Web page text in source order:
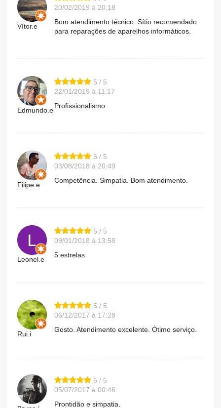
Vítor.e
20/02/2019 à 20:18
Bom atendimento técnico. Sítio recomendado
para reparações de aparelhos informáticos.
Edmundo.e
5 / 5
22/01/2019 à 11:17
Profissionalismo
Filipe.e
5 / 5
03/08/2018 à 20:49
Competência. Simpatia. Bom atendimento.
Leonel.e
5 / 5
09/01/2018 à 13:58
5 estrelas
Rui.i
5 / 5
06/12/2017 à 17:28
Gosto. Atendimento excelente. Ótimo serviço.
5 / 5
05/07/2017 à 00:46
Prontidão e simpatia.